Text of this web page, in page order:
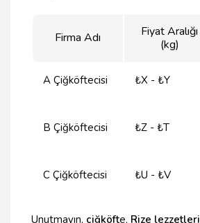
Firma Adı
Fiyat Aralığı
(kg)
A Çiğköftecisi ₺X - ₺Y
B Çiğköftecisi ₺Z - ₺T
C Çiğköftecisi ₺U - ₺V
Unutmayın, çiğköfte, Rize lezzetleri